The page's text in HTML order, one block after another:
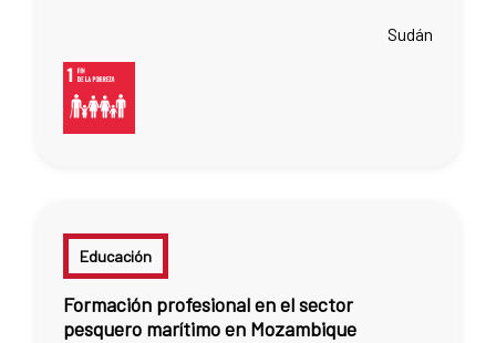
Sudán
Educación
Formación profesional en el sector
pesquero marítimo en Mozambique